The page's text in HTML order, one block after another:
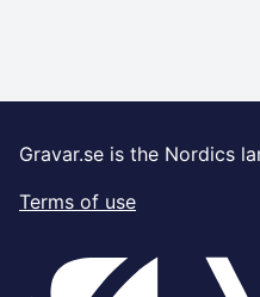
Gravar.se is the Nordics
Terms of use